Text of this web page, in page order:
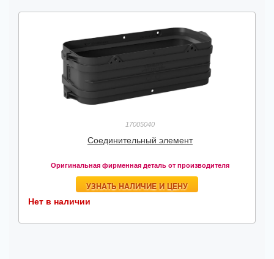
17005040
Соединительный элемент
Оригинальная фирменная деталь от производителя
УЗНАТЬ НАЛИЧИЕ И ЦЕНУ
Нет в наличии